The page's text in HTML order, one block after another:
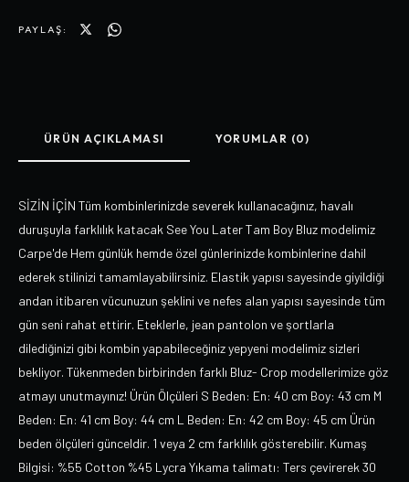
PAYLAŞ:
ÜRÜN AÇIKLAMASI YORUMLAR (0)
SİZİN İÇİN Tüm kombinlerinizde severek kullanacağınız, havalı
duruşuyla farklılık katacak See You Later Tam Boy Bluz modelimiz
Carpe'de Hem günlük hemde özel günlerinizde kombinlerine dahil
ederek stilinizi tamamlayabilirsiniz. Elastik yapısı sayesinde giyildiği
andan itibaren vücunuzun şeklini ve nefes alan yapısı sayesinde tüm
gün seni rahat ettirir. Eteklerle, jean pantolon ve şortlarla
dilediğinizi gibi kombin yapabileceğiniz yepyeni modelimiz sizleri
bekliyor. Tükenmeden birbirinden farklı Bluz- Crop modellerimize göz
atmayı unutmayınız! Ürün Ölçüleri S Beden: En: 40 cm Boy: 43 cm M
Beden: En: 41 cm Boy: 44 cm L Beden: En: 42 cm Boy: 45 cm Ürün
beden ölçüleri günceldir. 1 veya 2 cm farklılık gösterebilir. Kumaş
Bilgisi: %55 Cotton %45 Lycra Yıkama talimatı: Ters çevirerek 30